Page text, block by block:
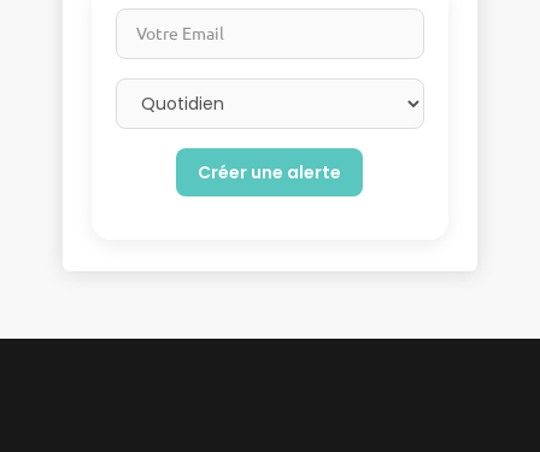
Votre Email
Email frequency